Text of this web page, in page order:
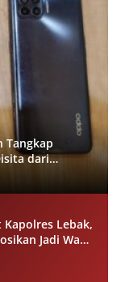
Tangkap
dari
Kapolres Lebak,
Jadi Wadir